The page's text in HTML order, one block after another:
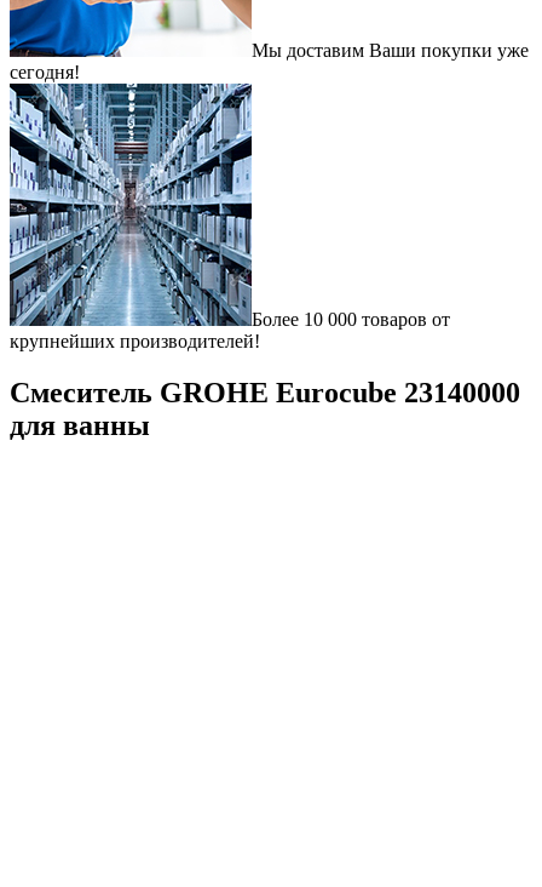
Мы доставим Ваши покупки уже
сегодня!
Более 10 000 товаров от
крупнейших производителей!
Смеситель GROHE Eurocube 23140000
для ванны